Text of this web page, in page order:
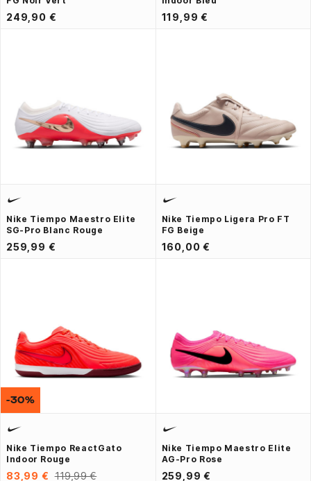
249,90 € 119,99 €
Nike Tiempo Maestro Elite
SG-Pro Blanc Rouge
259,99 €
Nike Tiempo Ligera Pro FT
FG Beige
160,00 €
Nike Tiempo ReactGato
Indoor Rouge
83,99 € 119,99 €
-30%
Nike Tiempo Maestro Elite
AG-Pro Rose
259,99 €